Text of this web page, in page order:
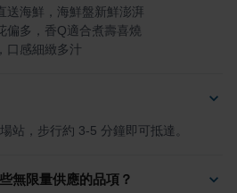
口感細緻多汁
站，步行約 3-5 分鐘即可抵達。
無限量供應的品項？